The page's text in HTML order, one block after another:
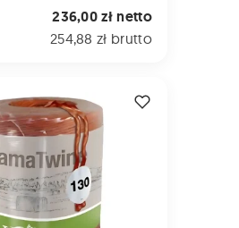
236,00 zł netto
254,88 zł brutto